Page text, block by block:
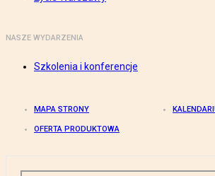
NASZE WYDARZENIA
Szkolenia i konferencje
MAPA STRONY
OFERTA PRODUKTOWA